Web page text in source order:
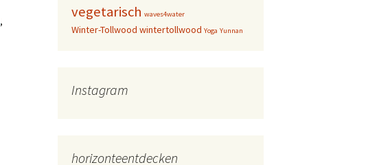
,
vegetarisch waves4water
Winter-Tollwood wintertollwood Yoga Yunnan
Instagram
horizonteentdecken